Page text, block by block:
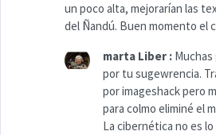
un poco alta, mejorarían las
del Ñandú. Buen momento el
marta Liber : Muchas
por tu sugewrencia.
por imageshack pero
para colmo eliminé el
La cibernética no es